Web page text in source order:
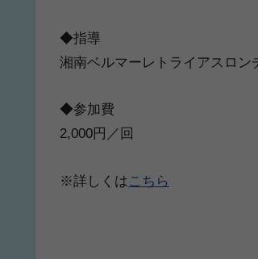
◆指導
湘南ベルマーレトライアスロ
◆参加費
2,000円／回
※詳しくはこちら